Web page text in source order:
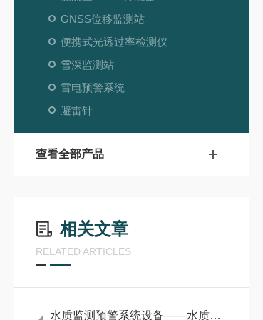
GNSS位移监测站
便携式光透过率检测仪
雪深监测站
雷电预警系统
避雷针
查看全部产品
相关文章
RELATED ARTICLES
水质监测预警系统设备——水质守护者：在线多参数监测系统革新登场!